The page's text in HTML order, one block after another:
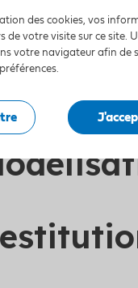
des cookies, vos
de votre visite sur ce site.
votre navigateur afin de
tout en
du